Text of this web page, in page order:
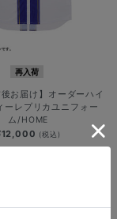
再入荷
後お届け】オーダーハイ
ーレプリカユニフォー
ム/HOME
(税込)